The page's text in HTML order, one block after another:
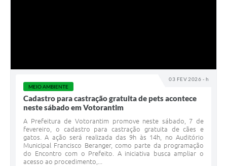
03 FEV 2026 - h
MEIO AMBIENTE
Cadastro para castração gratuita de pets acontece
neste sábado em Votorantim
A Prefeitura de Votorantim promove neste sábado, 7 de
fevereiro, o cadastro para castração gratuita de cães e
gatos. A ação será realizada das 9h às 14h, no Auditório
Municipal Francisco Beranger, como parte da programação
do Encontro com o Prefeito. A iniciativa busca ampliar o
acesso ao procedimento,...